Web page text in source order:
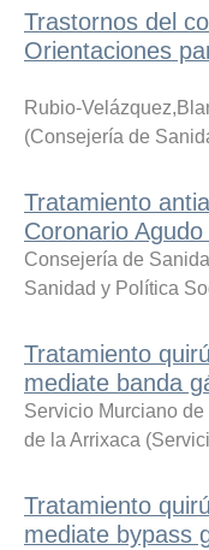
Trastornos del
Orientaciones
Rubio-
(Consejería de
Tratamiento
Coronario
Consejería de
Sanidad y Política
Tratamiento
mediate banda
Servicio Murciano
de la Arrixaca (
Tratamiento
mediate bypass